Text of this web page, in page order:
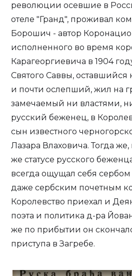
революции осевшие в
отеле "Гранд", проживал
Борошич - автор
исполненного во время
Карагеоргиевича в 1904
Святого Саввы, оставшийся
и почти ослепший, жил на
замечаемый ни властями,
русский беженец, в
сын известного
Лазара Влаховича. Тогда же,
же статусе русского
всегда ощущал себя сербом
даже сербским почетным
Королевство приехал и
поэта и политика д-ра
же по прибытии он
приступа в Загребе.